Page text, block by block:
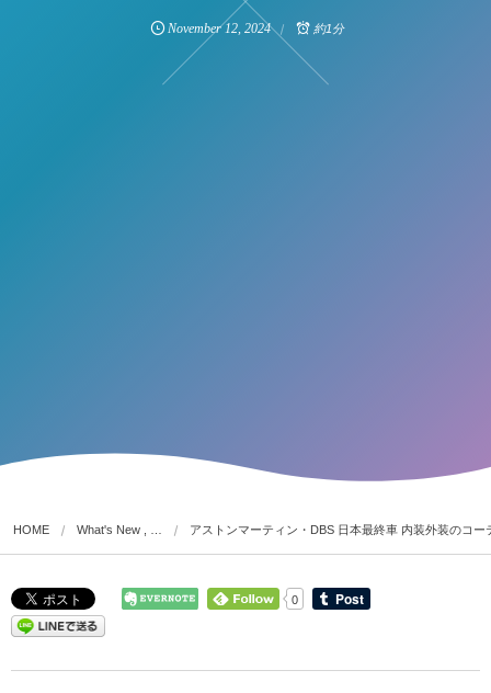
November 12 ,2024 約1分
HOME What's New , … アストンマーティン・DBS 日本最終車 内装外装のコー
0